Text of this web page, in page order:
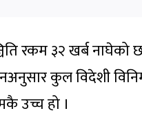
रकम ३२ खर्ब नाघेको
कुल विदेशी
उच्च हो ।